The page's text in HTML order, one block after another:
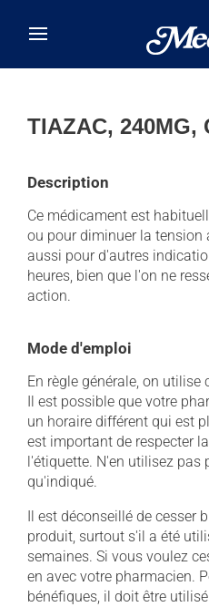
TIAZAC, 240MG,
Description
Ce médicament est
ou pour diminuer la tension
aussi pour d'autres
heures, bien que l'on ne
action.
Mode d'emploi
En règle générale, on
Il est possible que votre
un horaire différent qui est
est important de respecter
l'étiquette. N'en utilisez pas
qu'indiqué.
Il est déconseillé de cesser
produit, surtout s'il a été
semaines. Si vous voulez
en avec votre pharmacien.
bénéfiques, il doit être